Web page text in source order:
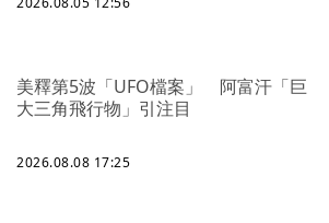
美釋第5波「UFO檔案」 阿富汗「巨
大三角飛行物」引注目
2026.08.08 17:25